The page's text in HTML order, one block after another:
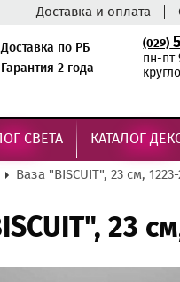
Доставка и оплата
Доставка по РБ
Гарантия 2 года
(029)
пн-пт
СВЕТА КАТАЛОГ
Ваза "BISCUIT", 23 см, 1223-
23